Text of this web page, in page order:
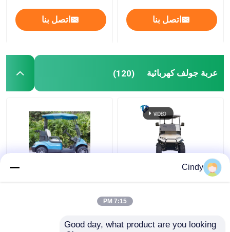
اتصل بنا اتصل بنا
عربة جولف كهربائية (120)
افضل سعر
لشخصين
افضل سعر
Cindy
7:15 PM
Good day, what product are you looking